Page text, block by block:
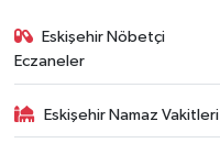
Eskişehir Nöbetçi
Eczaneler
Eskişehir Namaz Vakitleri